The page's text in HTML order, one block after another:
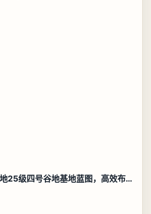
明日方舟终末地25级四号谷地基地蓝图，高效布局规划